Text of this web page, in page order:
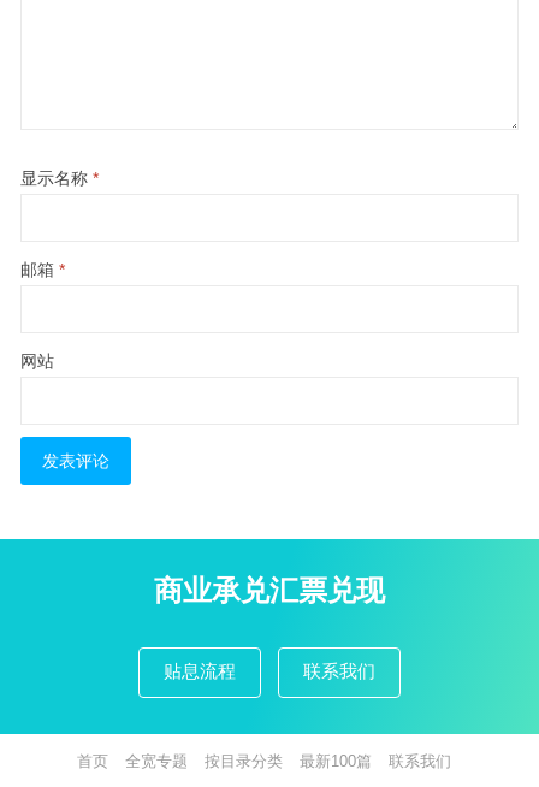
显示名称 *
邮箱 *
网站
商业承兑汇票兑现
贴息流程 联系我们
首页 全宽专题 按目录分类 最新100篇 联系我们